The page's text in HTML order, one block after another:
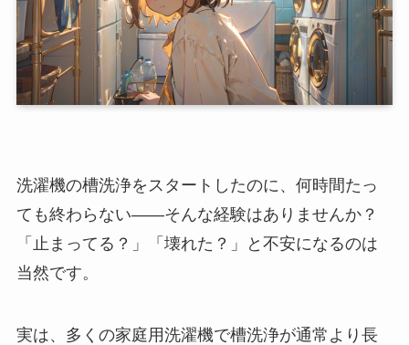
洗濯機の槽洗浄をスタートしたのに、何時間たっ
ても終わらない——そんな経験はありませんか？
「止まってる？」「壊れた？」と不安になるのは
当然です。
実は、多くの家庭用洗濯機で槽洗浄が通常より長